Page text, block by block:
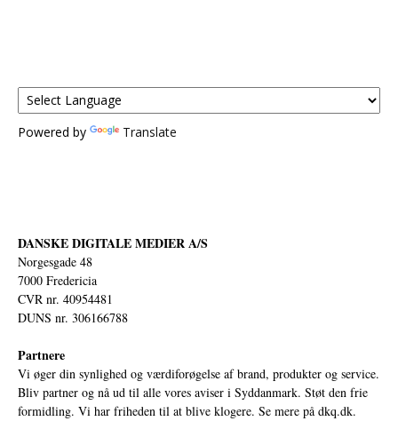
Powered by Translate
DANSKE DIGITALE MEDIER A/S
Norgesgade 48
7000 Fredericia
CVR nr. 40954481
DUNS nr. 306166788
Partnere
Vi øger din synlighed og værdiforøgelse af brand, produkter og service.
Bliv partner og nå ud til alle vores aviser i Syddanmark. Støt den frie
formidling. Vi har friheden til at blive klogere. Se mere på dkq.dk.